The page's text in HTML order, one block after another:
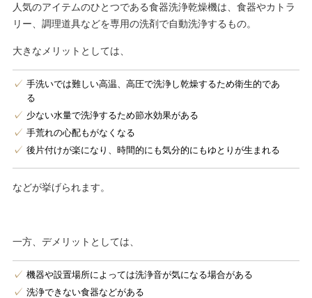
人気のアイテムのひとつである食器洗浄乾燥機は、食器やカトラ
リー、調理道具などを専用の洗剤で自動洗浄するもの。
大きなメリットとしては、
手洗いでは難しい高温、高圧で洗浄し乾燥するため衛生的であ
る
少ない水量で洗浄するため節水効果がある
手荒れの心配もがなくなる
後片付けが楽になり、時間的にも気分的にもゆとりが生まれる
などが挙げられます。
一方、デメリットとしては、
機器や設置場所によっては洗浄音が気になる場合がある
洗浄できない食器などがある